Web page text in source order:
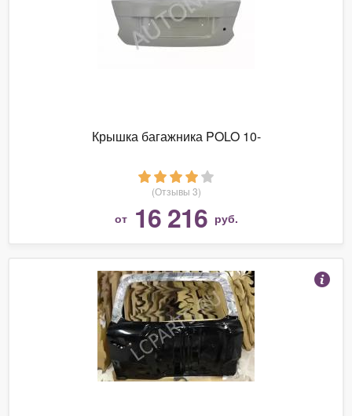
Крышка багажника POLO 10-
(Отзывы 3)
от 16 216 руб.